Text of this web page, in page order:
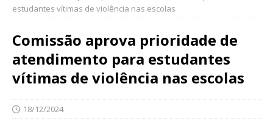
estudantes vítimas de violência nas escolas
Comissão aprova prioridade de
atendimento para estudantes
vítimas de violência nas escolas
18/12/2024